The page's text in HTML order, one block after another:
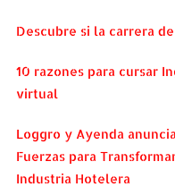
Descubre si la carrera
10 razones para cursar
virtual
Loggro y Ayenda
Fuerzas para
Industria Hotelera